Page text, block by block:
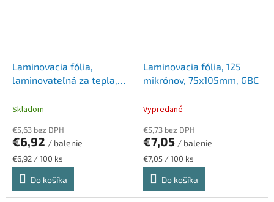
Laminovacia fólia,
laminovateľná za tepla,
VICTORIA OFFICE
Skladom
€5,63 bez DPH
€6,92 / balenie
Jednotková
cena:
€6,92 / 100 ks
Do košíka
Laminovacia fólia, 125
mikrónov, 75x105mm, GBC
Vypredané
€5,73 bez DPH
€7,05 / balenie
Jednotková
cena:
€7,05 / 100 ks
Do košíka